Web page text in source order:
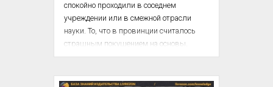
спокойно проходили в соседнем
учреждении или в смежной отрасли
науки. То, что в провинции считалось
страшным покушением на основы,
в столице принималось как вполне
оригинальничанье, свежесть идей). Лев